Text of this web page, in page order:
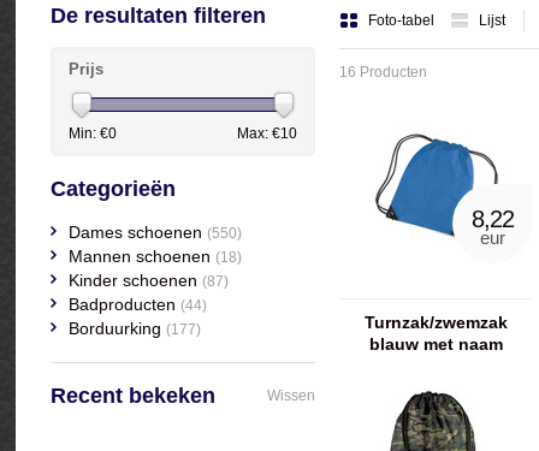
Foto-tabel Lijst
16 Producten
8,22
eur
Turnzak/zwemzak
blauw met naam
De resultaten filteren
Prijs
Min: €0 Max: €10
Categorieën
Dames schoenen (550)
Mannen schoenen (18)
Kinder schoenen (87)
Badproducten (44)
Borduurking (177)
Recent bekeken Wissen